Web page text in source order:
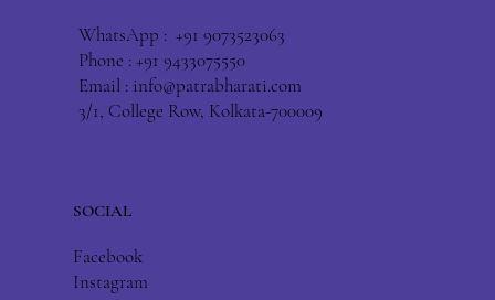
WhatsApp : +91 9073523063
Phone : +91 9433075550
Email : info@patrabharati.com
3/1, College Row, Kolkata-700009
SOCIAL
Facebook
Instagram